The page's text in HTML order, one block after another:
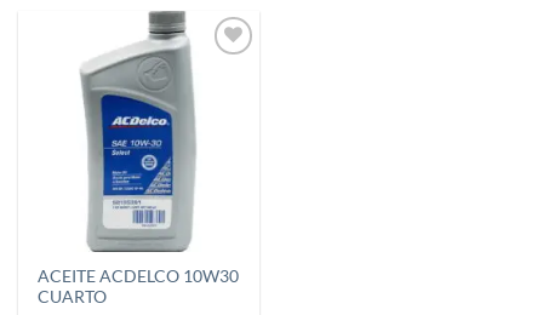
AÑADIR
ACEITE ACDELCO 10W30
CUARTO